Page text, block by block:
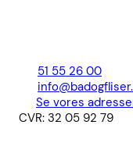
51 55 26 00
Se vores
CVR: 32 05 92 79